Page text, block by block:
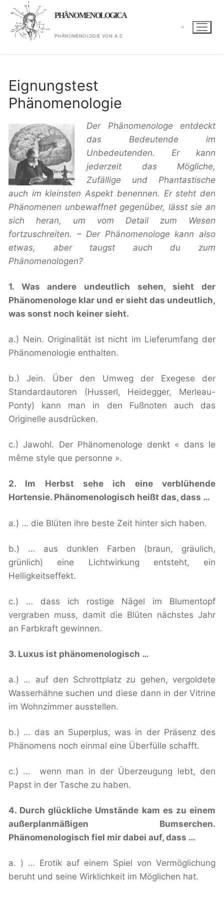
Zum
Inhalt
springen
PHÄNOMENOLOGICA
PHÄNOMENOLOGIE VON A-Z
Eignungstest
Phänomenologie
Der Phänomenologe entdeckt
das Bedeutende im
Unbedeutenden. Er kann
jederzeit das Mögliche,
Zufällige und Phantastische
auch im kleinstenAspekt benennen. Er steht den
Phänomenen unbewaffnet gegenüber, lässt sie an
sich heran, um vom Detail zum Wesen
fortzuschreiten. – Der Phänomenologe kann also
etwas, aber taugst auch du zum
Phänomenologen?
1. Was andere undeutlich sehen, sieht der
Phänomenologe klar und er sieht das undeutlich,
was sonst noch keiner sieht.
a.) Nein. Originalität ist nicht im Lieferumfang der
Phänomenologie enthalten.
b.) Jein. Über den Umweg der Exegese der
Standardautoren (Husserl, Heidegger, Merleau-
Ponty) kann man in den Fußnoten auch das
Originelle ausdrücken.
c.) Jawohl. Der Phänomenologe denkt « dans le
même style que personne ».
2. Im Herbst sehe ich eine verblühende
Hortensie. Phänomenologisch heißt das, dass …
a.) … die Blüten ihre beste Zeit hinter sich haben.
b.) … aus dunklen Farben (braun, gräulich,
grünlich) eine Lichtwirkung entsteht, ein
Helligkeitseffekt.
c.) … dass ich rostige Nägel im Blumentopf
vergraben muss, damit die Blüten nächstes Jahr
an Farbkraft gewinnen.
3. Luxus ist phänomenologisch …
a.) … auf den Schrottplatz zu gehen, vergoldete
Wasserhähne suchen und diese dann in der Vitrine
im Wohnzimmer ausstellen.
b.) … das an Superplus, was in der Präsenz des
Phänomens noch einmal eine Überfülle schafft.
c.) … wenn man in der Überzeugung lebt, den
Papst in der Tasche zu haben.
4. Durch glückliche Umstände kam es zu einem
außerplanmäßigen Bumserchen.
Phänomenologisch fiel mir dabei auf, dass …
a. ) … Erotik auf einem Spiel von Vermöglichung
beruht und seine Wirklichkeit im Möglichen hat.